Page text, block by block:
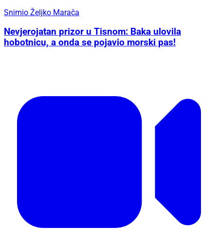
Snimio Željko Marača
Nevjerojatan prizor u Tisnom: Baka ulovila
hobotnicu, a onda se pojavio morski pas!